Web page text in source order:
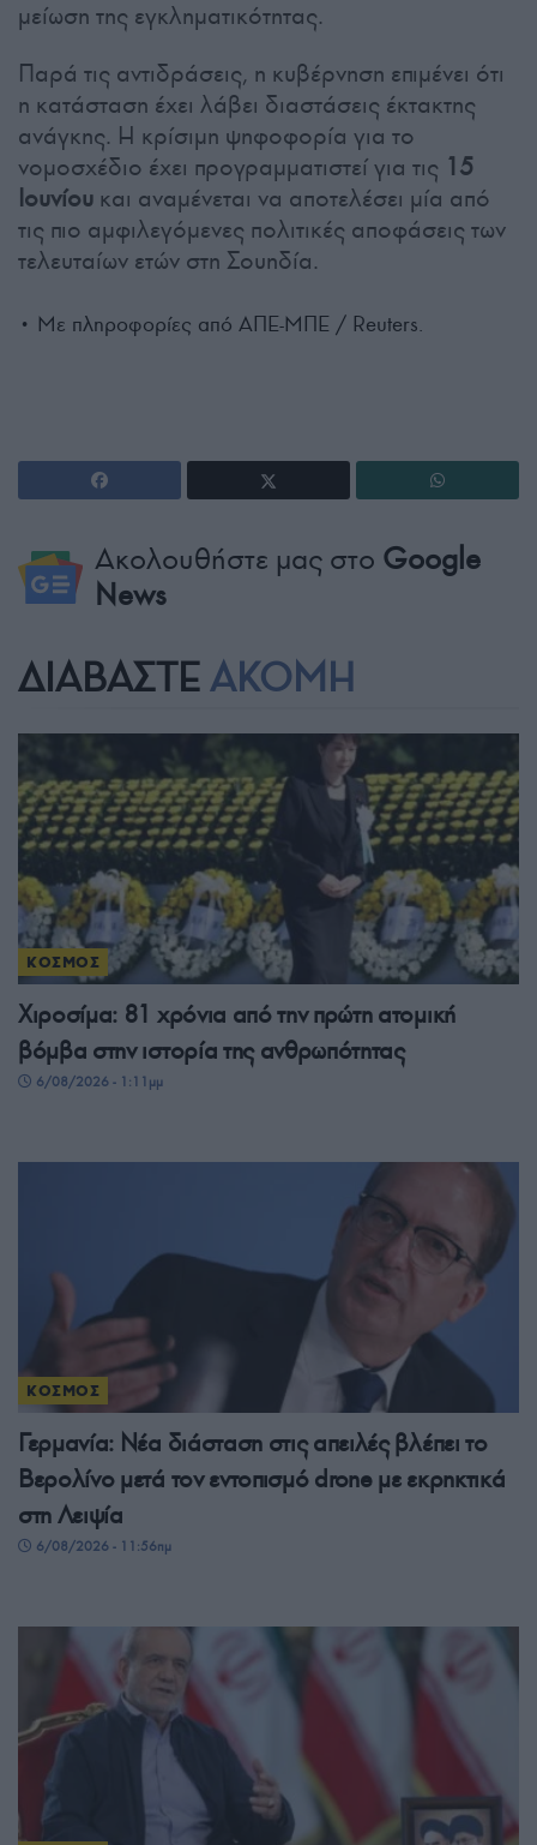
μείωση της εγκληματικότητας.
Παρά τις αντιδράσεις, η κυβέρνηση επιμένει ότι
η κατάσταση έχει λάβει διαστάσεις έκτακτης
ανάγκης. Η κρίσιμη ψηφοφορία για το
νομοσχέδιο έχει προγραμματιστεί για τις 15
Ιουνίου και αναμένεται να αποτελέσει μία από
τις πιο αμφιλεγόμενες πολιτικές αποφάσεις των
τελευταίων ετών στη Σουηδία.
• Με πληροφορίες από ΑΠΕ-ΜΠΕ / Reuters.
Ακολουθήστε μας στο Google
News
ΔΙΑΒΑΣΤΕ ΑΚΟΜΗ
ΚΟΣΜΟΣ
Χιροσίμα: 81 χρόνια από την πρώτη ατομική
βόμβα στην ιστορία της ανθρωπότητας
6/08/2026 - 1:11μμ
ΚΟΣΜΟΣ
Γερμανία: Νέα διάσταση στις απειλές βλέπει το
Βερολίνο μετά τον εντοπισμό drone με εκρηκτικά
στη Λειψία
6/08/2026 - 11:56πμ